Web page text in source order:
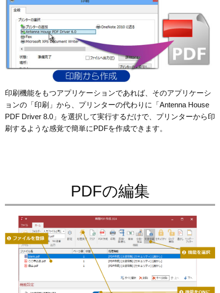
印刷機能をもつアプリケーションであれば、そのアプリケーシ
ョンの「印刷」から、プリンターの代わりに「Antenna House
PDF Driver 8.0」を選択して実行するだけで、プリンターから印
刷するような感覚で簡単にPDFを作成できます。
PDFの編集